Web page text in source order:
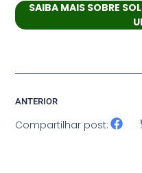
SAIBA MAIS SOBRE
ANTERIOR
Compartilhar post: